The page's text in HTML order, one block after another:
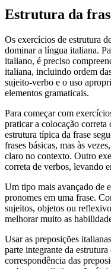
Estrutura da
Os exercícios de estrutura
dominar a língua italiana.
italiano, é preciso
italiana, incluindo ordem
sujeito-verbo e o uso
elementos gramaticais.
Para começar com
praticar a colocação
estrutura típica da frase
frases básicas, mas às
claro no contexto. Outro
correta de verbos, levando
Um tipo mais avançado de
pronomes em uma frase.
sujeitos, objetos ou
melhorar muito as
Usar as preposições
parte integrante da
correspondência das